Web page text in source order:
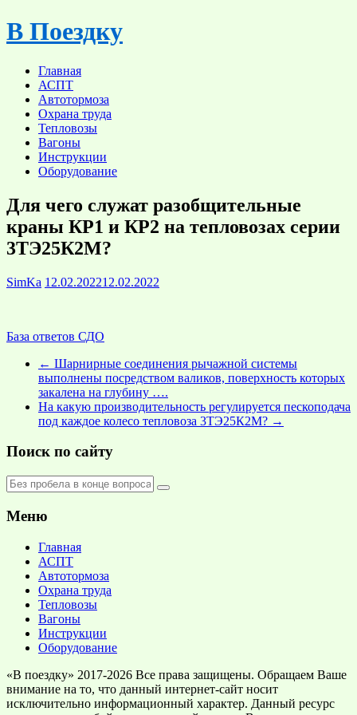
Skip
to
В Поездку
Главная
АСПТ
Автотормоза
Охрана труда
Тепловозы
Вагоны
Инструкции
Оборудование
Для чего служат разобщительные
краны КР1 и КР2 на тепловозах серии
3ТЭ25К2М?
SimKa 12.02.202212.02.2022
База ответов СДО
← Шарнирные соединения рычажной системы
выполнены посредством валиков, поверхность которых
закалена на глубину ….
На какую производительность регулируется пескоподача
под каждое колесо тепловоза 3ТЭ25К2М? →
Поиск по сайту
Меню
Главная
АСПТ
Автотормоза
Охрана труда
Тепловозы
Вагоны
Инструкции
Оборудование
«В поездку» 2017-2026 Все права защищены. Обращаем Ваше
внимание на то, что данный интернет-сайт носит
исключительно информационный характер. Данный ресурс